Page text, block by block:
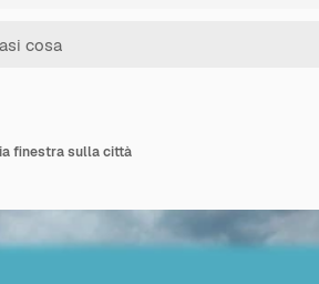
finestra sulla città